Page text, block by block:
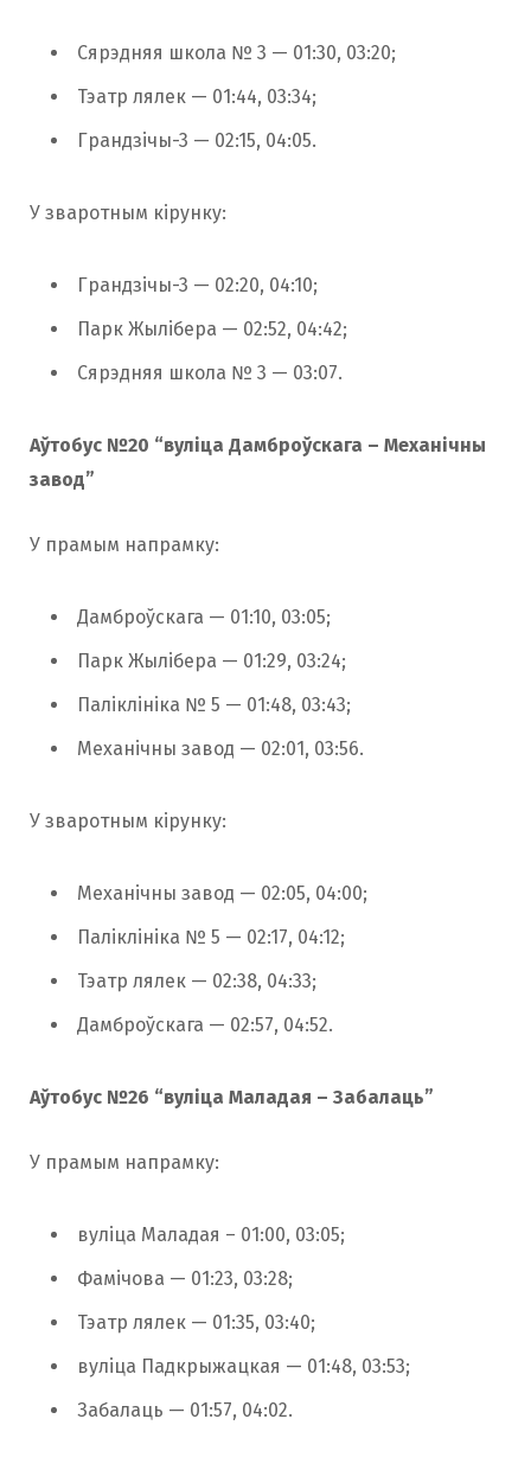
Сярэдняя школа № 3 — 01:30, 03:20;
Тэатр лялек — 01:44, 03:34;
Грандзічы-3 — 02:15, 04:05.
У зваротным кірунку:
Грандзічы-3 — 02:20, 04:10;
Парк Жылібера — 02:52, 04:42;
Сярэдняя школа № 3 — 03:07.
Аўтобус №20 “вуліца Дамброўскага – Механічны
завод”
У прамым напрамку:
Дамброўскага — 01:10, 03:05;
Парк Жылібера — 01:29, 03:24;
Паліклініка № 5 — 01:48, 03:43;
Механічны завод — 02:01, 03:56.
У зваротным кірунку:
Механічны завод — 02:05, 04:00;
Паліклініка № 5 — 02:17, 04:12;
Тэатр лялек — 02:38, 04:33;
Дамброўскага — 02:57, 04:52.
Аўтобус №26 “вуліца Маладая – Забалаць”
У прамым напрамку:
вуліца Маладая – 01:00, 03:05;
Фамічова — 01:23, 03:28;
Тэатр лялек — 01:35, 03:40;
вуліца Падкрыжацкая — 01:48, 03:53;
Забалаць — 01:57, 04:02.